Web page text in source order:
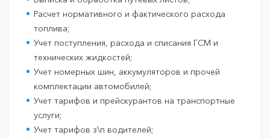
Расчет нормативного и фактического расхода
топлива;
Учет поступления, расхода и списания ГСМ и
технических жидкостей;
Учет номерных шин, аккумуляторов и прочей
комплектации автомобилей;
Учет тарифов и прейскурантов на транспортные
услуги;
Учет тарифов з\п водителей;